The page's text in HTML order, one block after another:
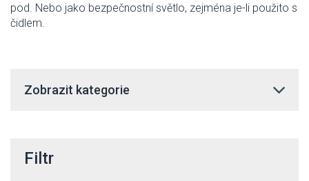
pod. Nebo jako bezpečnostní světlo, zejména je-li použito s
čidlem.
Zobrazit kategorie
Filtr